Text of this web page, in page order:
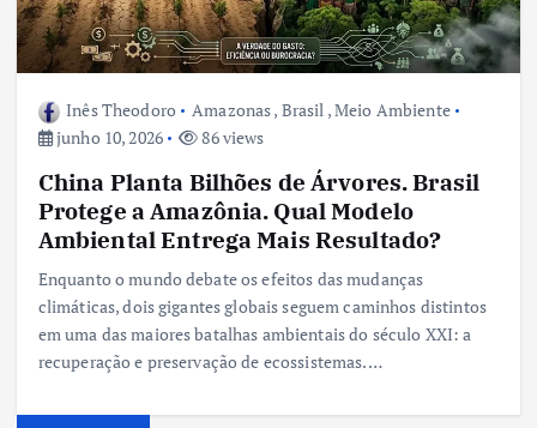
Inês Theodoro Amazonas, Brasil ,Meio Ambiente
junho 10, 2026
86 views
China Planta Bilhões de Árvores. Brasil
Protege a Amazônia. Qual Modelo
Ambiental Entrega Mais Resultado?
Enquanto o mundo debate os efeitos das mudanças
climáticas, dois gigantes globais seguem caminhos distintos
em uma das maiores batalhas ambientais do século XXI: a
recuperação e preservação de ecossistemas.…